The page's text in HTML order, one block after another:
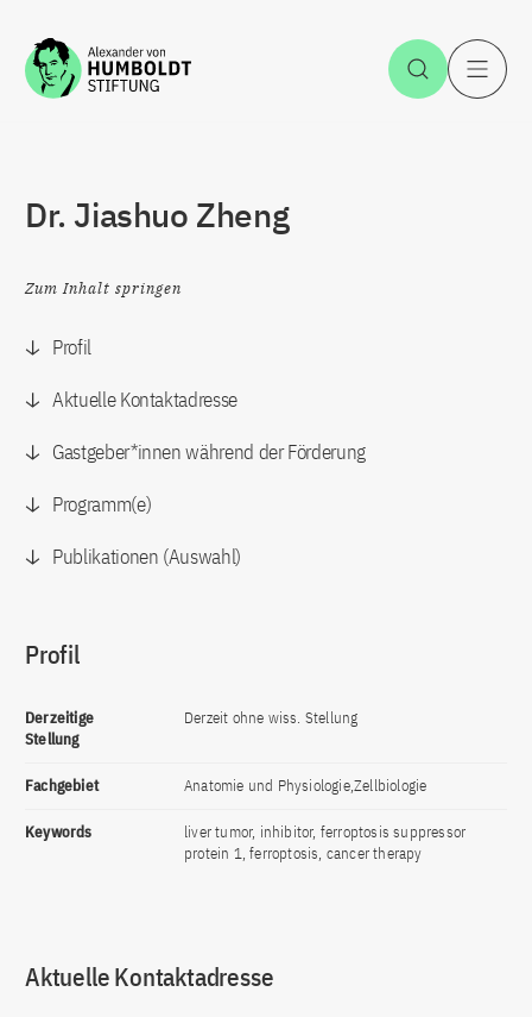
Zum Inhalt springen Suche
Dr. Jiashuo Zheng
Zum Inhalt springen
Profil
Aktuelle Kontaktadresse
Gastgeber*innen während der Förderung
Programm(e)
Publikationen (Auswahl)
Profil
Derzeitige
Stellung
Derzeit ohne wiss. Stellung
Fachgebiet Anatomie und Physiologie,Zellbiologie
Keywords
liver tumor, inhibitor, ferroptosis suppressor
protein 1, ferroptosis, cancer therapy
Aktuelle Kontaktadresse